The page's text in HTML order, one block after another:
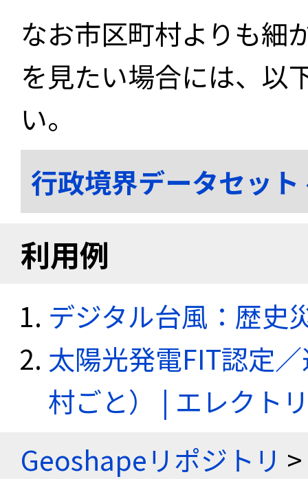
なお市区町村よりも細
を見たい場合には、以
い。
行政境界データセッ
利用例
デジタル台風：歴史
太陽光発電FIT認定
村ごと） | エレクト
Geoshapeリポジトリ >